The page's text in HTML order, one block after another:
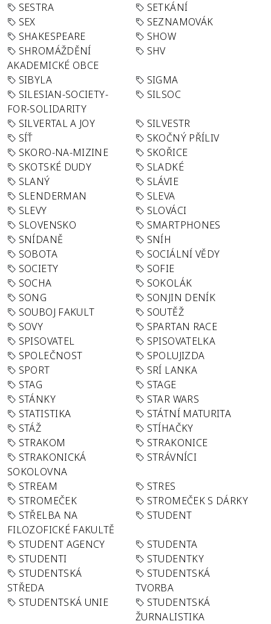
SESTRA
SETKÁNÍ
SEX
SEZNAMOVÁK
SHAKESPEARE
SHOW
SHROMÁŽDĚNÍ
AKADEMICKÉ OBCE
SHV
SIBYLA
SIGMA
SILESIAN-SOCIETY-
FOR-SOLIDARITY
SILSOC
SILVERTAL A JOY
SILVESTR
SÍŤ
SKOČNÝ PŘÍLIV
SKORO-NA-MIZINE
SKOŘICE
SKOTSKÉ DUDY
SLADKÉ
SLANÝ
SLÁVIE
SLENDERMAN
SLEVA
SLEVY
SLOVÁCI
SLOVENSKO
SMARTPHONES
SNÍDANĚ
SNÍH
SOBOTA
SOCIÁLNÍ VĚDY
SOCIETY
SOFIE
SOCHA
SOKOLÁK
SONG
SONJIN DENÍK
SOUBOJ FAKULT
SOUTĚŽ
SOVY
SPARTAN RACE
SPISOVATEL
SPISOVATELKA
SPOLEČNOST
SPOLUJIZDA
SPORT
SRÍ LANKA
STAG
STAGE
STÁNKY
STAR WARS
STATISTIKA
STÁTNÍ MATURITA
STÁŽ
STÍHAČKY
STRAKOM
STRAKONICE
STRAKONICKÁ
SOKOLOVNA
STRÁVNÍCI
STREAM
STRES
STROMEČEK
STROMEČEK S DÁRKY
STŘELBA NA
FILOZOFICKÉ FAKULTĚ
STUDENT
STUDENT AGENCY
STUDENTA
STUDENTI
STUDENTKY
STUDENTSKÁ
STŘEDA
STUDENTSKÁ
TVORBA
STUDENTSKÁ UNIE
STUDENTSKÁ
ŽURNALISTIKA